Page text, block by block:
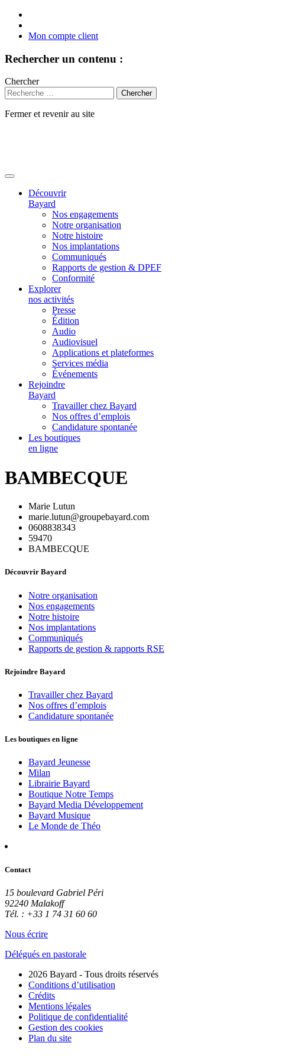
Mon compte client
Rechercher un contenu :
Chercher
Fermer et revenir au site
Découvrir
Bayard
Nos engagements
Notre organisation
Notre histoire
Nos implantations
Communiqués
Rapports de gestion & DPEF
Conformité
Explorer
nos activités
Presse
Édition
Audio
Audiovisuel
Applications et plateformes
Services média
Événements
Rejoindre
Bayard
Travailler chez Bayard
Nos offres d’emplois
Candidature spontanée
Les boutiques
en ligne
BAMBECQUE
Marie Lutun
marie.lutun@groupebayard.com
0608838343
59470
BAMBECQUE
Découvrir Bayard
Notre organisation
Nos engagements
Notre histoire
Nos implantations
Communiqués
Rapports de gestion & rapports RSE
Rejoindre Bayard
Travailler chez Bayard
Nos offres d’emplois
Candidature spontanée
Les boutiques en ligne
Bayard Jeunesse
Milan
Librairie Bayard
Boutique Notre Temps
Bayard Media Développement
Bayard Musique
Le Monde de Théo
Contact
15 boulevard Gabriel Péri
92240 Malakoff
Tél. : +33 1 74 31 60 60
Nous écrire
Délégués en pastorale
2026 Bayard - Tous droits réservés
Conditions d’utilisation
Crédits
Mentions légales
Politique de confidentialité
Gestion des cookies
Plan du site